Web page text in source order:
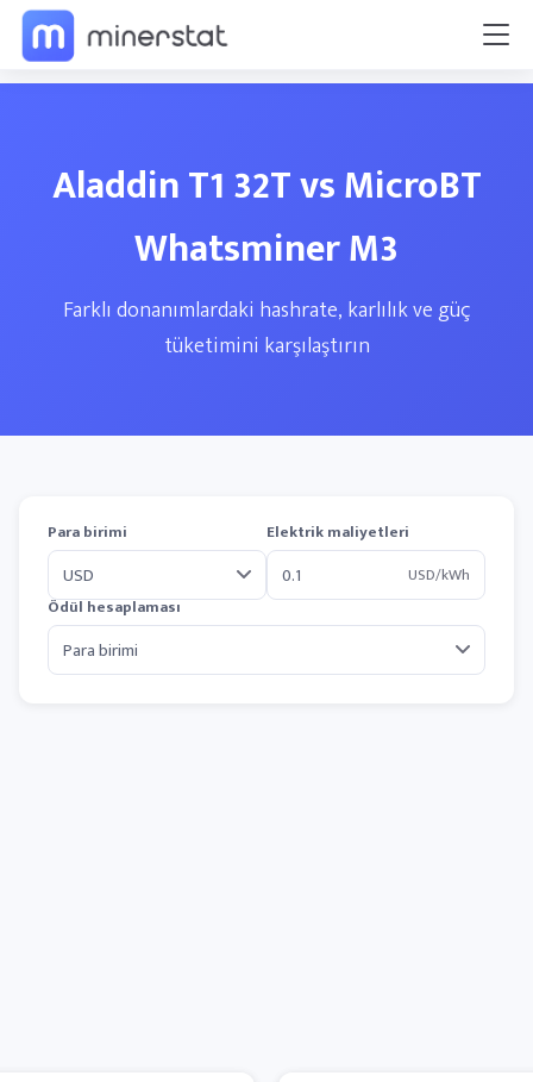
Aladdin T1 32T vs MicroBT
Whatsminer M3
Farklı donanımlardaki hashrate, karlılık ve güç
tüketimini karşılaştırın
Para birimi
Elektrik maliyetleri
USD/kWh
Ödül hesaplaması